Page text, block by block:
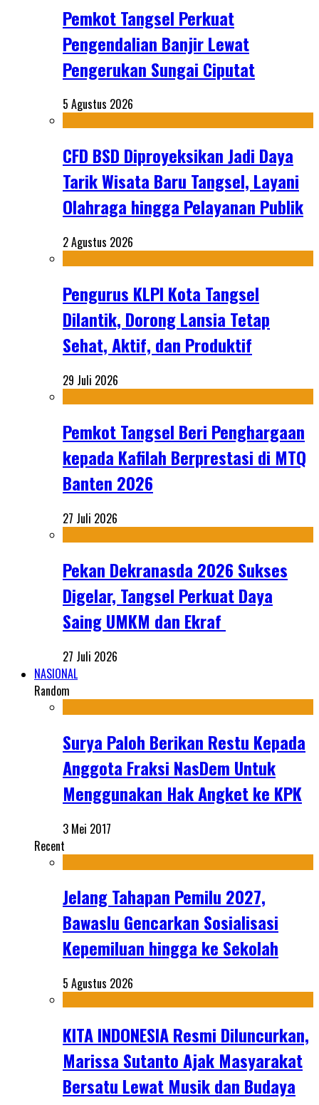
Pemkot Tangsel Perkuat
Pengendalian Banjir Lewat
Pengerukan Sungai Ciputat
5 Agustus 2026
CFD BSD Diproyeksikan Jadi Daya
Tarik Wisata Baru Tangsel, Layani
Olahraga hingga Pelayanan Publik
2 Agustus 2026
Pengurus KLPI Kota Tangsel
Dilantik, Dorong Lansia Tetap
Sehat, Aktif, dan Produktif
29 Juli 2026
Pemkot Tangsel Beri Penghargaan
kepada Kafilah Berprestasi di MTQ
Banten 2026
27 Juli 2026
Pekan Dekranasda 2026 Sukses
Digelar, Tangsel Perkuat Daya
Saing UMKM dan Ekraf
27 Juli 2026
NASIONAL
Random
Surya Paloh Berikan Restu Kepada
Anggota Fraksi NasDem Untuk
Menggunakan Hak Angket ke KPK
3 Mei 2017
Recent
Jelang Tahapan Pemilu 2027,
Bawaslu Gencarkan Sosialisasi
Kepemiluan hingga ke Sekolah
5 Agustus 2026
KITA INDONESIA Resmi Diluncurkan,
Marissa Sutanto Ajak Masyarakat
Bersatu Lewat Musik dan Budaya